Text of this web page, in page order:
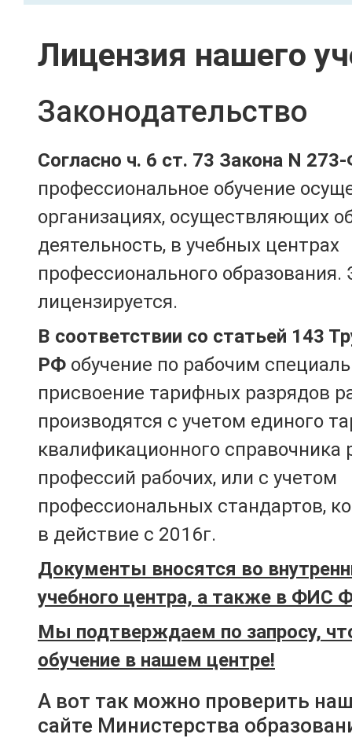
Лицензия нашего
Законодательство
Согласно ч. 6 ст. 73 Закона N
профессиональное обучение
организациях, осуществляющих
деятельность, в учебных центрах
профессионального образования.
лицензируется.
В соответствии со статьей 143
РФ обучение по рабочим
присвоение тарифных разрядов
производятся с учетом единого
квалификационного справочника
профессий рабочих, или с учетом
профессиональных стандартов,
в действие с 2016г.
Документы вносятся во
учебного центра, а также в ФИС
Мы подтверждаем по запросу,
обучение в нашем центре!
А вот так можно проверить
сайте Министерства